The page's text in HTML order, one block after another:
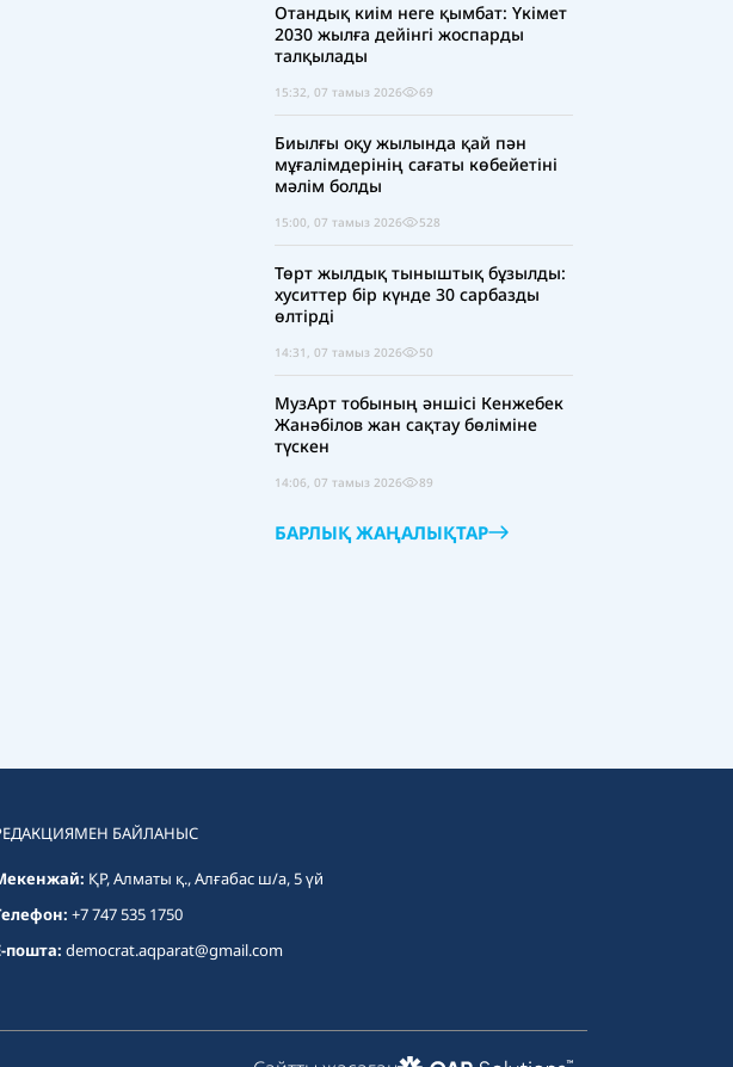
Отандық киім неге қымбат: Үкімет
2030 жылға дейінгі жоспарды
талқылады
15:32, 07 тамыз 2026 69
Биылғы оқу жылында қай пән
мұғалімдерінің сағаты көбейетіні
мәлім болды
15:00, 07 тамыз 2026 528
Төрт жылдық тыныштық бұзылды:
хуситтер бір күнде 30 сарбазды
өлтірді
14:31, 07 тамыз 2026 50
МузАрт тобының әншісі Кенжебек
Жанәбілов жан сақтау бөліміне
түскен
14:06, 07 тамыз 2026 89
БАРЛЫҚ ЖАҢАЛЫҚТАР
БАЙЛАНЫС
ҚР, Алматы қ., Алғабас ш/а, 5 үй
+7 747 535 1750
пошта: democrat.aqparat@gmail.com